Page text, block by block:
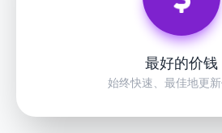
最好的价钱
始终快速、最佳地更